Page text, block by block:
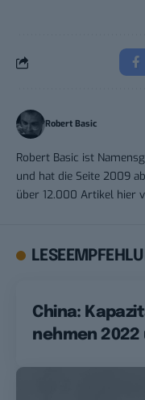
Robert Basic
Robert Basic ist
und hat die Seite 2009
über 12.000 Artikel hier
China:
nehmen 2022